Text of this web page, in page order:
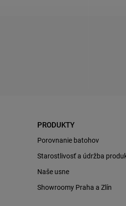
PRODUKTY
Porovnanie batohov
Starostlivosť a údržba
Naše usne
Showroomy Praha a Zlín